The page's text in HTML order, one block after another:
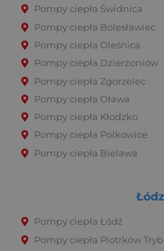
Pompy ciepła Świdnica
Pompy ciepła Bolesławiec
Pompy ciepła Oleśnica
Pompy ciepła Dzierżoniów
Pompy ciepła Zgorzelec
Pompy ciepła Oława
Pompy ciepła Kłodzko
Pompy ciepła Polkowice
Pompy ciepła Bielawa
Pompy ciepła Łódź
Pompy ciepła Piotrków